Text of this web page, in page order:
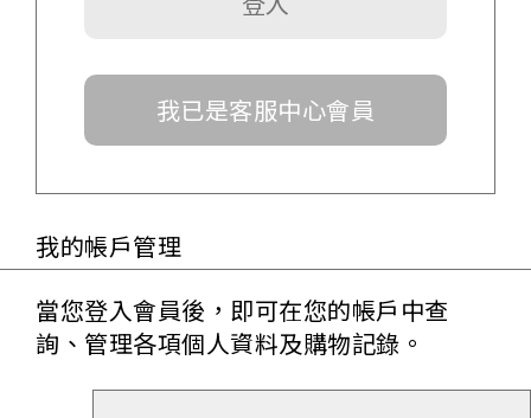
我已是客服中心會員
我的帳戶管理
當您登入會員後，即可在您的帳戶中查
詢、管理各項個人資料及購物記錄。